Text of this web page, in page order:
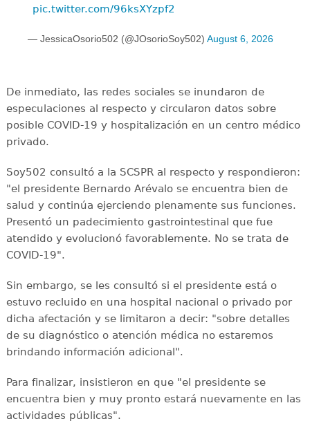
pic.twitter.com/96ksXYzpf2
— JessicaOsorio502 (@JOsorioSoy502) August 6, 2026
De inmediato, las redes sociales se inundaron de
especulaciones al respecto y circularon datos sobre
posible COVID-19 y hospitalización en un centro médico
privado.
Soy502 consultó a la SCSPR al respecto y respondieron:
"el presidente Bernardo Arévalo se encuentra bien de
salud y continúa ejerciendo plenamente sus funciones.
Presentó un padecimiento gastrointestinal que fue
atendido y evolucionó favorablemente. No se trata de
COVID-19".
Sin embargo, se les consultó si el presidente está o
estuvo recluido en una hospital nacional o privado por
dicha afectación y se limitaron a decir: "sobre detalles
de su diagnóstico o atención médica no estaremos
brindando información adicional".
Para finalizar, insistieron en que "el presidente se
encuentra bien y muy pronto estará nuevamente en las
actividades públicas".